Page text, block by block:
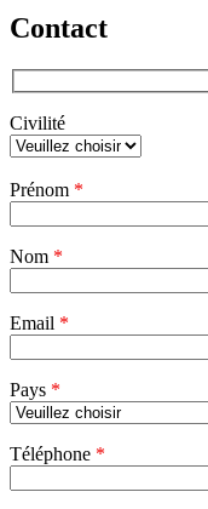
Contact
Civilité
laisser
vide.
Prénom *
Nom *
Email *
Pays *
Téléphone *